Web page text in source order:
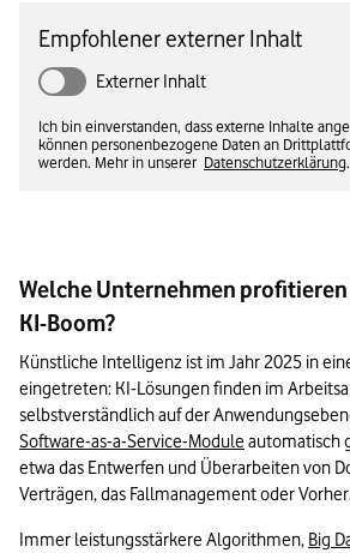
Empfohlener externer Inhalt
Externer Inhalt
Ich bin einverstanden, dass externe Inhalte
können personenbezogene Daten an
werden. Mehr in unserer Datenschutzerklärung.
Welche Unternehmen
KI-Boom?
Künstliche Intelligenz ist im Jahr 2025 in
eingetreten: KI-Lösungen finden im
Software-as-a-Service-Module automatisch
etwa das Entwerfen und Überarbeiten von
Verträgen, das Fallmanagement oder
Immer leistungsstärkere Algorithmen, Big